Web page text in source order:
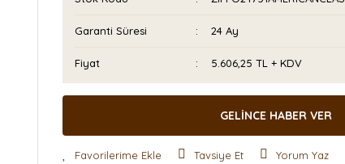
Garanti Süresi 24 Ay
Fiyat 5.606,25 TL + KDV
GELİNCE HABER VER
Tavsiye Et Yorum Yaz